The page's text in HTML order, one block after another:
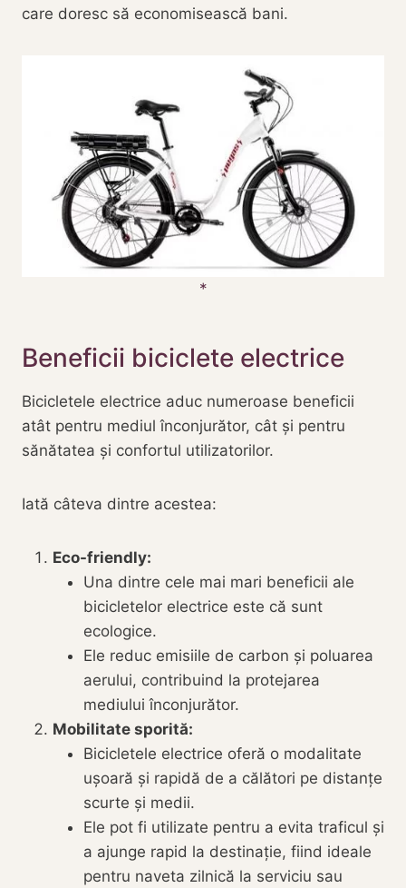
care doresc să economisească bani.
Beneficii biciclete electrice
Bicicletele electrice aduc numeroase beneficii
atât pentru mediul înconjurător, cât și pentru
sănătatea și confortul utilizatorilor.
Iată câteva dintre acestea:
Eco-friendly:
Una dintre cele mai mari beneficii ale
bicicletelor electrice este că sunt
ecologice.
Ele reduc emisiile de carbon și poluarea
aerului, contribuind la protejarea
mediului înconjurător.
Mobilitate sporită:
Bicicletele electrice oferă o modalitate
ușoară și rapidă de a călători pe distanțe
scurte și medii.
Ele pot fi utilizate pentru a evita traficul și
a ajunge rapid la destinație, fiind ideale
pentru naveta zilnică la serviciu sau